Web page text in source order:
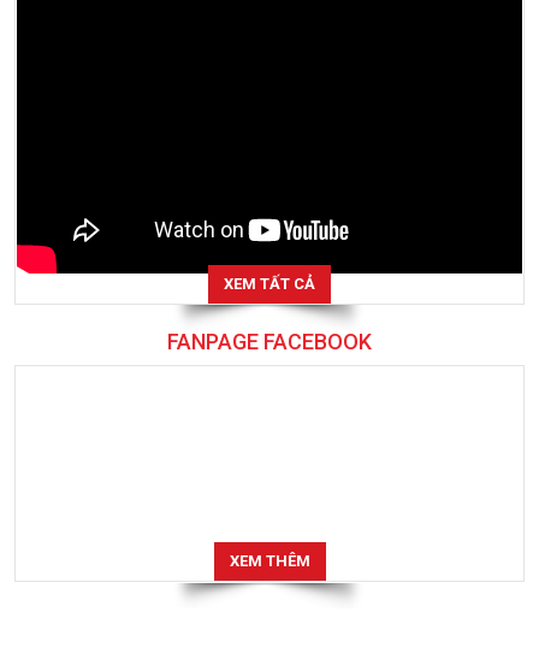
XEM TẤT CẢ
FANPAGE FACEBOOK
XEM THÊM